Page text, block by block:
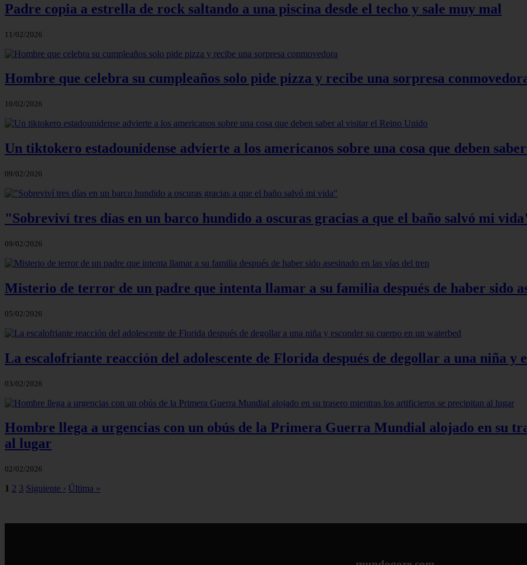
Padre copia a estrella de rock saltando a una piscina desde el techo y sale muy mal
11/02/2026
Hombre que celebra su cumpleaños solo pide pizza y recibe una sorpresa
10/02/2026
Un tiktokero estadounidense advierte a los americanos sobre una cosa que deben
09/02/2026
"Sobreviví tres días en un barco hundido a oscuras gracias a que el baño salvó mi
09/02/2026
Misterio de terror de un padre que intenta llamar a su familia después de haber sido
05/02/2026
La escalofriante reacción del adolescente de Florida después de degollar a una niña y
03/02/2026
Hombre llega a urgencias con un obús de la Primera Guerra Mundial alojado en su
al lugar
02/02/2026
1 2 3 Siguiente › Última »